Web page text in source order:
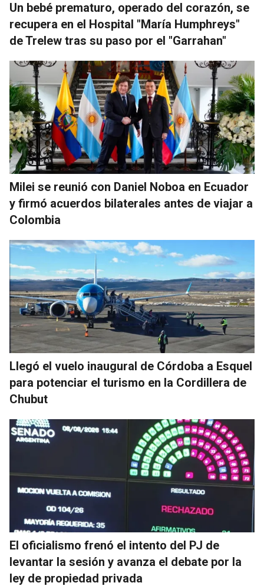
Un bebé prematuro, operado del corazón, se
recupera en el Hospital "María Humphreys"
de Trelew tras su paso por el "Garrahan"
Milei se reunió con Daniel Noboa en Ecuador
y firmó acuerdos bilaterales antes de viajar a
Colombia
Llegó el vuelo inaugural de Córdoba a Esquel
para potenciar el turismo en la Cordillera de
Chubut
El oficialismo frenó el intento del PJ de
levantar la sesión y avanza el debate por la
ley de propiedad privada